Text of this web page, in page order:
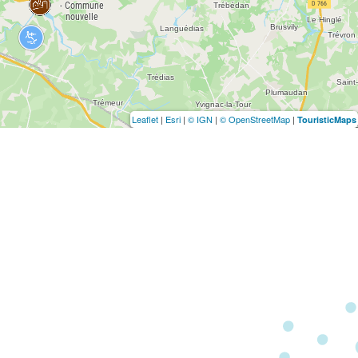
Leaflet | Esri | © IGN | © OpenStreetMap | TouristicMaps